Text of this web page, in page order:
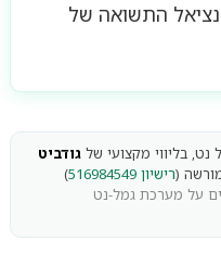
התשואה של
בליווי מקצועי של גודביט
(רישיון 516984549
)
מבוססים על מערכת גמל-נט